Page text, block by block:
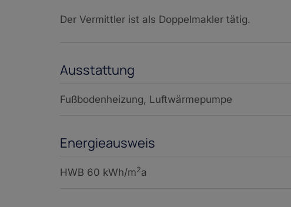
Der Vermittler ist als Doppelmakler tätig.
Ausstattung
Fußbodenheizung Luftwärmepumpe
Energieausweis
HWB 60 kWh/m2a